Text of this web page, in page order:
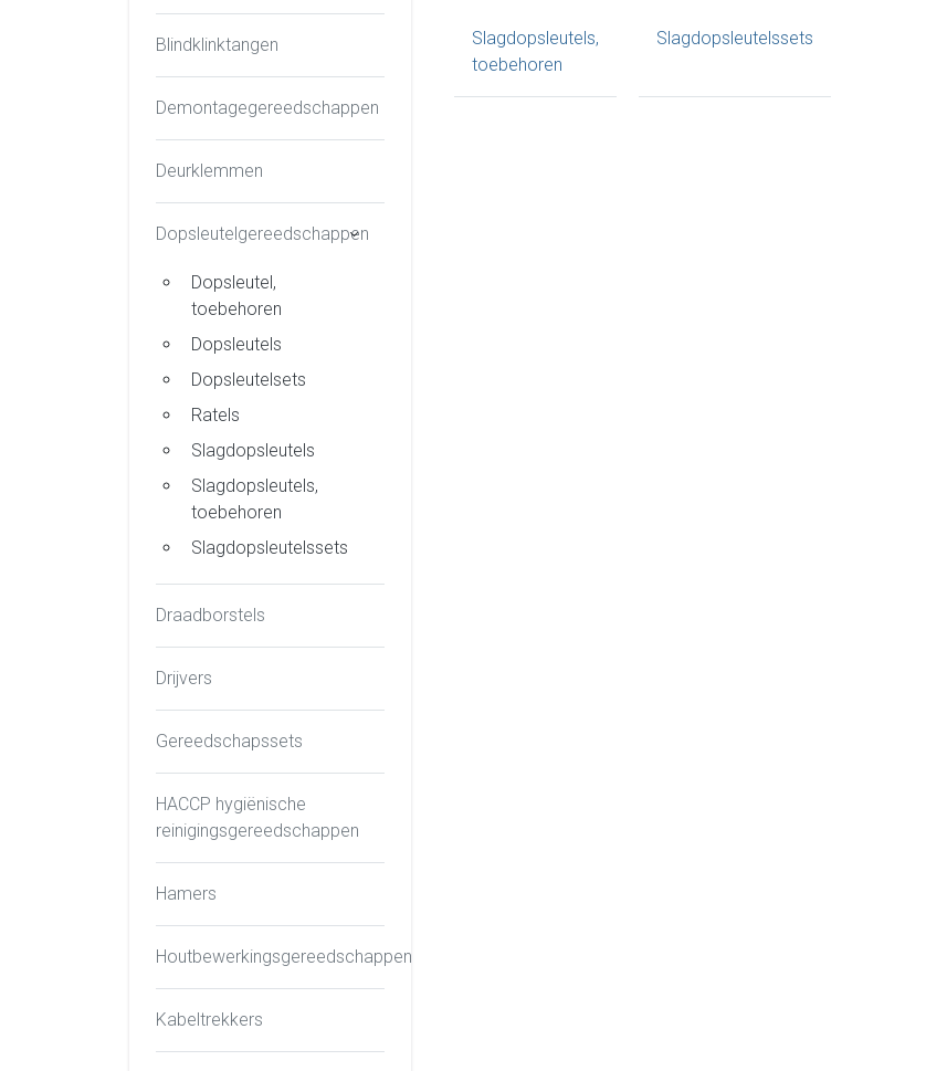
Blindklinktangen
Demontagegereedschappen
Deurklemmen
Dopsleutelgereedschappen
Dopsleutel,
toebehoren
Dopsleutels
Dopsleutelsets
Ratels
Slagdopsleutels
Slagdopsleutels,
toebehoren
Slagdopsleutelssets
Draadborstels
Drijvers
Gereedschapssets
HACCP hygiënische
reinigingsgereedschappen
Hamers
Houtbewerkingsgereedschappen
Kabeltrekkers
Slagdopsleutels,
toebehoren
Slagdopsleutelssets